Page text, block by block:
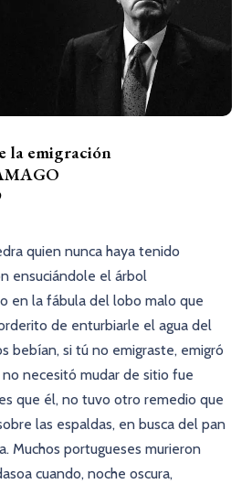
la emigración
quien nunca haya tenido
ensuciándole el árbol
en la fábula del lobo malo que
de enturbiarle el agua del
bebían, si tú no emigraste, emigró
necesitó mudar de sitio fue
que él, no tuvo otro remedio que
las espaldas, en busca del pan
Muchos portugueses murieron
cuando, noche oscura,